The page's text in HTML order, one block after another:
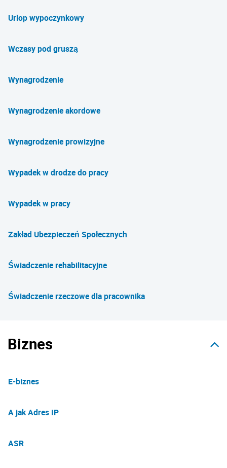
Urlop wypoczynkowy
Wczasy pod gruszą
Wynagrodzenie
Wynagrodzenie akordowe
Wynagrodzenie prowizyjne
Wypadek w drodze do pracy
Wypadek w pracy
Zakład Ubezpieczeń Społecznych
Świadczenie rehabilitacyjne
Świadczenie rzeczowe dla pracownika
Biznes
E-biznes
A jak Adres IP
ASR